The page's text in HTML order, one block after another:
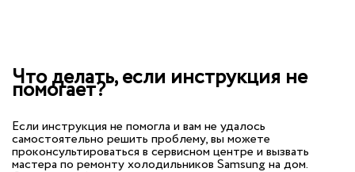
Что делать, если инструкция не
помогает?
Если инструкция не помогла и вам не удалось
самостоятельно решить проблему, вы можете
проконсультироваться в сервисном центре и вызвать
мастера по ремонту холодильников Samsung на дом.